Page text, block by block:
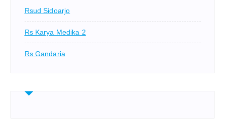
Rsud Sidoarjo
Rs Karya Medika 2
Rs Gandaria